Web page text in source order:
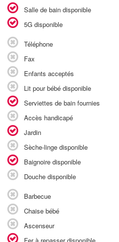
Salle de bain disponible
5G disponible
Téléphone
Fax
Enfants acceptés
Lit pour bébé disponible
Serviettes de bain fournies
Accès handicapé
Jardin
Sèche-linge disponible
Baignoire disponible
Douche disponible
Barbecue
Chaise bébé
Ascenseur